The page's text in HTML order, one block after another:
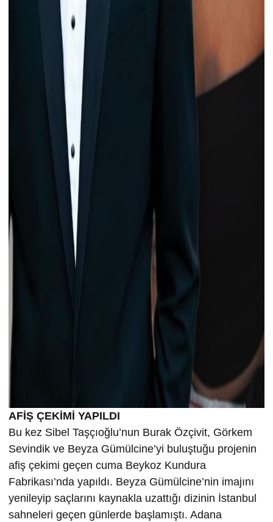
AFİŞ ÇEKİMİ YAPILDI
Bu kez Sibel Taşçıoğlu’nun Burak Özçivit, Görkem
Sevindik ve Beyza Gümülcine’yi buluştuğu projenin
afiş çekimi geçen cuma Beykoz Kundura
Fabrikası’nda yapıldı. Beyza Gümülcine’nin imajını
yenileyip saçlarını kaynakla uzattığı dizinin İstanbul
sahneleri geçen günlerde başlamıştı. Adana